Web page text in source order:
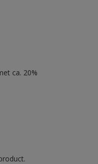
ca. 20%